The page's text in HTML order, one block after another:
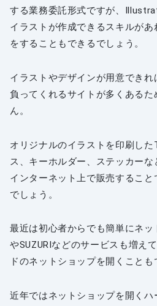
する業務委託形式ですが、
イラストが作成できるスキルが
をすることもできるでしょう。
イラストやデザインが用意でき
負ってくれるサイトが多くある
ん。
オリジナルのイラストを印刷し
ス、キーホルダー、ステッカーな
インターネット上で販売するこ
でしょう。
最近は初心者からでも簡単にネッ
やSUZURIなどのサービスも増え
ドのネットショップを開くことも
近年ではネットショップを開く